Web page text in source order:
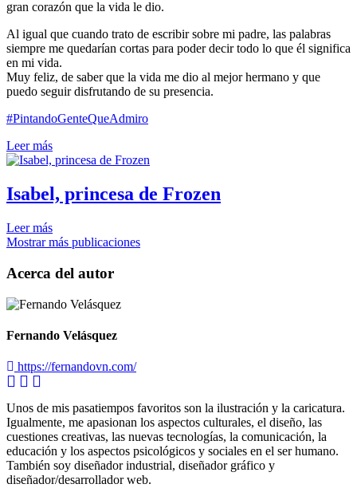
gran corazón que la vida le dio.
Al igual que cuando trato de escribir sobre mi padre, las palabras
siempre me quedarían cortas para poder decir todo lo que él significa
en mi vida.
Muy feliz, de saber que la vida me dio al mejor hermano y que
puedo seguir disfrutando de su presencia.
#PintandoGenteQueAdmiro
Leer más
Isabel, princesa de Frozen
Leer más
Mostrar más publicaciones
Acerca del autor
Fernando Velásquez
https://fernandovn.com/
Unos de mis pasatiempos favoritos son la ilustración y la caricatura.
Igualmente, me apasionan los aspectos culturales, el diseño, las
cuestiones creativas, las nuevas tecnologías, la comunicación, la
educación y los aspectos psicológicos y sociales en el ser humano.
También soy diseñador industrial, diseñador gráfico y
diseñador/desarrollador web.